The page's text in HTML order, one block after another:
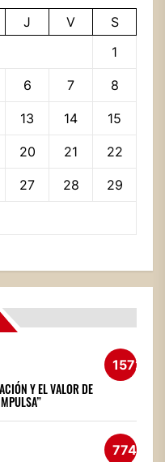
J V
S
1
6 7 8
13 14 15
20 21 22
27 28 29
1572
Y EL VALOR DE
774